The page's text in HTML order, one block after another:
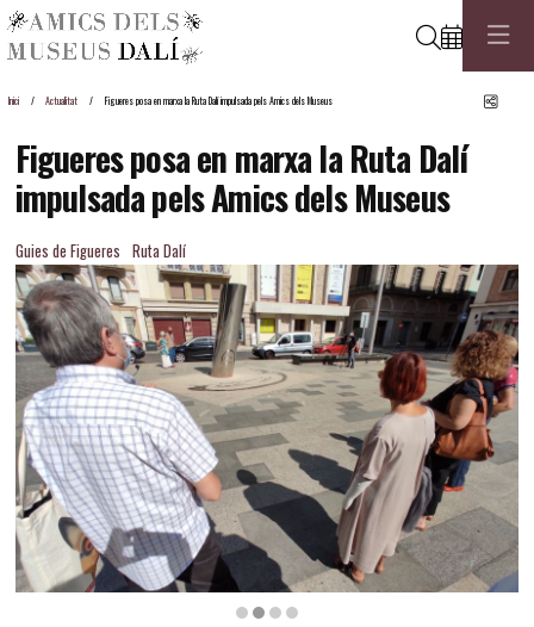
Cerca
Inici Actualitat Figueres posa en marxa la Ruta Dalí impulsada pels Amics dels Museus
Figueres posa en marxa la Ruta Dalí
impulsada pels Amics dels Museus
Guies de Figueres Ruta Dalí